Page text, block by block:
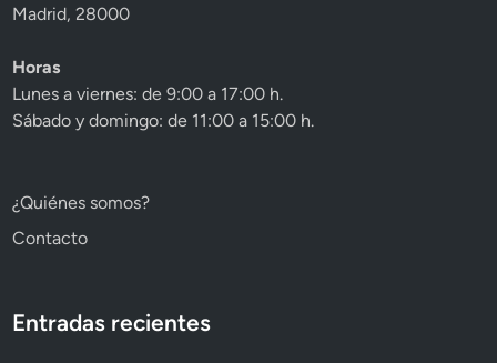
Madrid, 28000
Horas
Lunes a viernes: de 9:00 a 17:00 h.
Sábado y domingo: de 11:00 a 15:00 h.
¿Quiénes somos?
Contacto
Entradas recientes